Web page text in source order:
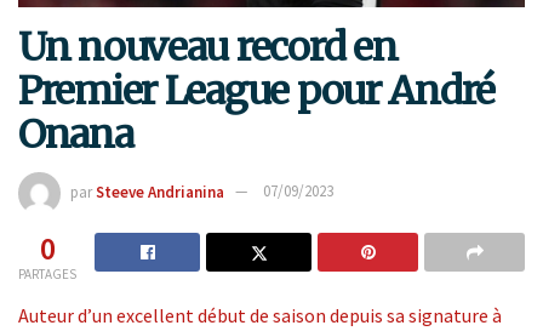
Un nouveau record en
Premier League pour André
Onana
parSteeve Andrianina 07/09/2023
0
PARTAGES
Auteur d’un excellent début de saison depuis sa signature à